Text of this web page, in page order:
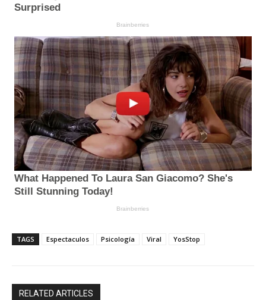
TAGS Espectaculos Psicología Viral YosStop
RELATED ARTICLES